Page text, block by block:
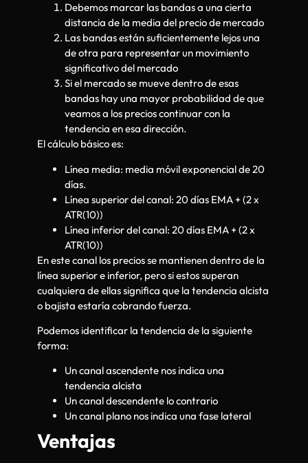
Debemos marcar las bandas a una cierta
distancia de la media del precio de mercado
Las bandas están suficientemente lejos una
de otra para representar un movimiento
significativo del mercado
Si el mercado se mueve dentro de esas
bandas hay una mayor probabilidad de que
veamos a los precios continuar con la
tendencia en esa dirección.
El cálculo básico es:
Línea media: media móvil exponencial de 20
días.
Línea superior del canal: 20 días EMA + (2 x
ATR(10))
Línea inferior del canal: 20 días EMA + (2 x
ATR(10))
En este canal los precios se mantienen dentro de la
línea superior e inferior, pero si estos superan
cualquiera de ellas significa que la tendencia alcista
o bajista estaría cobrando fuerza.
Podemos identificar la tendencia de la siguiente
forma:
Un canal ascendente nos indica una
tendencia alcista
Un canal descendente lo contrario
Un canal plano nos indica una fase lateral
Ventajas